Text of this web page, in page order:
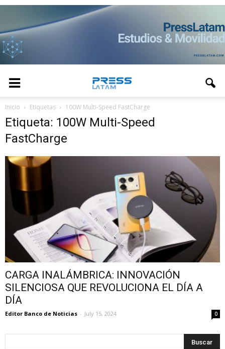
Inicio Etiquetas 100W Multi-Speed FastCharge
Etiqueta: 100W Multi-Speed
FastCharge
CARGA INALÁMBRICA: INNOVACIÓN
SILENCIOSA QUE REVOLUCIONA EL DÍA A
DÍA
Editor Banco de Noticias - July 15, 2024 0